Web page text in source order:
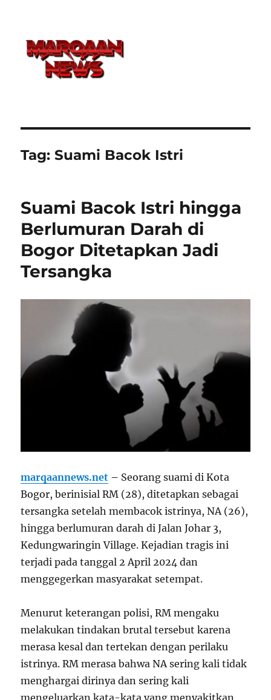
Tag:Suami Bacok Istri
Suami Bacok Istri hingga
Berlumuran Darah di
Bogor Ditetapkan Jadi
Tersangka
marqaannews.net – Seorang suami di Kota
Bogor, berinisial RM (28), ditetapkan sebagai
tersangka setelah membacok istrinya, NA (26),
hingga berlumuran darah di Jalan Johar 3,
Kedungwaringin Village. Kejadian tragis ini
terjadi pada tanggal 2 April 2024 dan
menggegerkan masyarakat setempat.
Menurut keterangan polisi, RM mengaku
melakukan tindakan brutal tersebut karena
merasa kesal dan tertekan dengan perilaku
istrinya. RM merasa bahwa NA sering kali tidak
menghargai dirinya dan sering kali